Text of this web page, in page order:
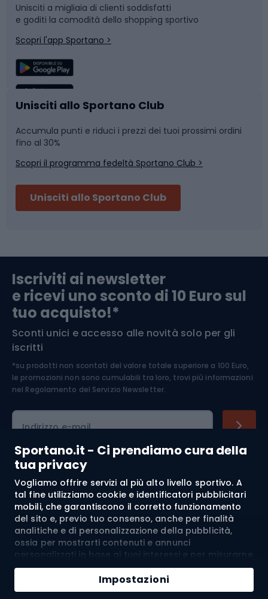
Sportano.it - Ci prendiamo cura della
tua privacy
Vogliamo offrire servizi al più alto livello sportivo. A
tal fine utilizziamo cookie e identificatori pubblicitari
mobili, che garantiscono il corretto funzionamento
del sito e, previo tuo consenso, anche per finalità
analitiche e di personalizzazione della pubblicità,
ossia per mostrarti contenuti e annunci
personalizzati in base ai tuoi interessi e per misurarne
l’efficacia. I cookie e gli identificatori pubblicitari
mobili possono essere utilizzati sia per attività
pubblicitarie personalizzate sia non personalizzate, a
Impostazioni
Corsa
Sport di squadra
Caschi da ciclismo
Skitouring
Abbigliamento da escursionismo
Snowboard
Camminata nordica
Nuoto
Pattinaggio
Componenti per biciclette
Arrampicata
Medicina dello sport
Abbigliamento ciclistico
Unisciti a migliaia di clienti soddisfatti
e goditi la comodità dello shopping sportivo
Scopri l'app Sportano >
Unisciti allo Sportano Club
Accumula punti e riduci i prezzi dei tuoi prossimi ordini
fino al 30%
Scopri il programma fedeltà Sportano Club >
Unisciti allo Sportano Club
Iscriviti ai newsletter
e ricevi uno sconto di 10 Euro sul
tuo acquisto!*
Sconti unici e accesso alle novità solo per gli
iscritti
*su prodotti non scontati del valore totale superiore a 100 Euro,
le promozioni non sono cumulabili tra loro, trovi più informazioni
nel Regolamento del Servizio Newsletter.
Indirizzo e-mail
Acquisti
Servizio clienti
Regolamento
Chi siamo